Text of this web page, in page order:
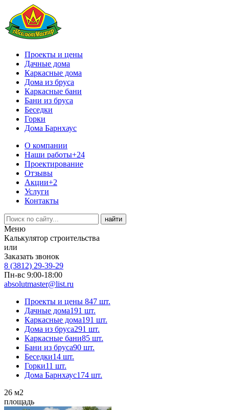
Проекты и цены
Дачные дома
Каркасные дома
Дома из бруса
Каркасные бани
Бани из бруса
Беседки
Горки
Дома Барнхаус
О компании
Наши работы+24
Проектирование
Отзывы
Акции+2
Услуги
Контакты
Меню
Калькулятор строительства
или
Заказать звонок
8 (3812) 29-39-29
Пн-вс 9:00-18:00
absolutmaster@list.ru
Проекты и цены 847 шт.
Дачные дома191 шт.
Каркасные дома191 шт.
Дома из бруса291 шт.
Каркасные бани85 шт.
Бани из бруса90 шт.
Беседки14 шт.
Горки11 шт.
Дома Барнхаус174 шт.
26 м2
площадь